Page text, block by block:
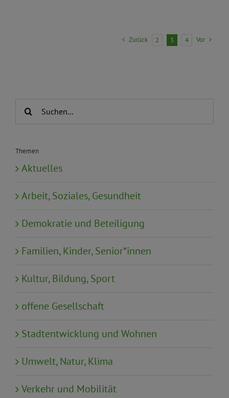
Zurück 2 3 4 Vor
Suche
Themen
Aktuelles
Arbeit, Soziales, Gesundheit
Demokratie und Beteiligung
Familien, Kinder, Senior*innen
Kultur, Bildung, Sport
offene Gesellschaft
Stadtentwicklung und Wohnen
Umwelt, Natur, Klima
Verkehr und Mobilität